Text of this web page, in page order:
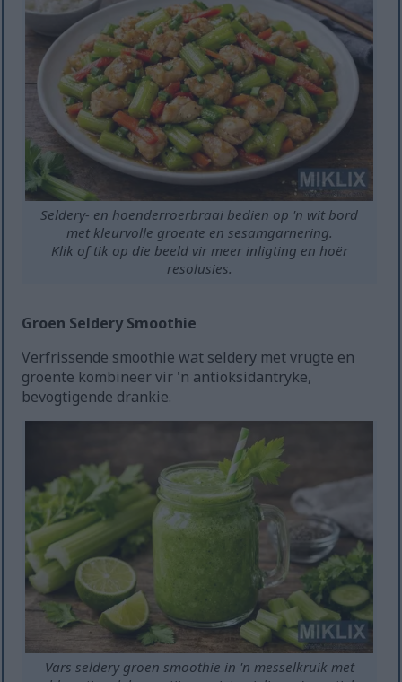
Seldery- en hoenderroerbraai bedien op 'n wit bord
met kleurvolle groente en sesamgarnering.
Klik of tik op die beeld vir meer inligting en hoër
resolusies.
Groen Seldery Smoothie
Verfrissende smoothie wat seldery met vrugte en
groente kombineer vir 'n antioksidantryke,
bevogtigende drankie.
Vars seldery groen smoothie in 'n messelkruik met